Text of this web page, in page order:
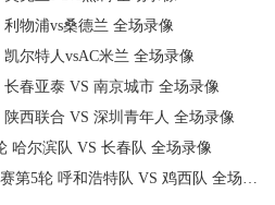
物浦vs桑德兰 全场录像
尔特人vsAC米兰 全场录像
长春亚泰 VS 南京城市 全场录像
陕西联合 VS 深圳青年人 全场录像
哈尔滨队 VS 长春队 全场录像
5轮 呼和浩特队 VS 鸡西队 全场录像